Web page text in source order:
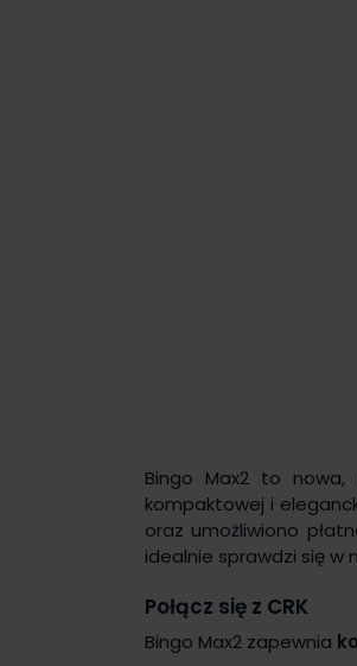
Bingo Max2 to nowa,
kompaktowej i
oraz umożliwiono
idealnie sprawdzi się w
Połącz się z CRK
Bingo Max2 zapewnia